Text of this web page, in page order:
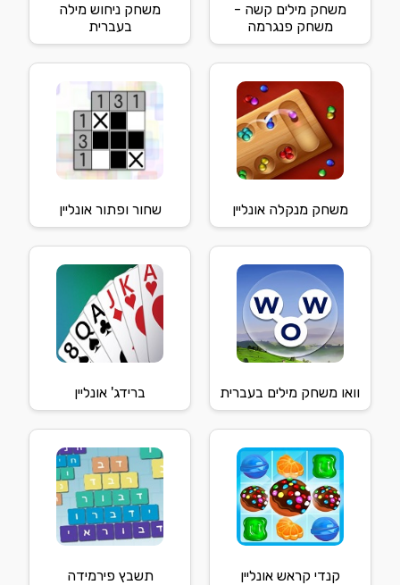
משחק מילים קשה -
משחק פנגרמה
משחק ניחוש מילה
בעברית
משחק מנקלה אונליין שחור ופתור אונליין
וואו משחק מילים בעברית ברידג' אונליין
קנדי קראש אונליין תשבץ פירמידה